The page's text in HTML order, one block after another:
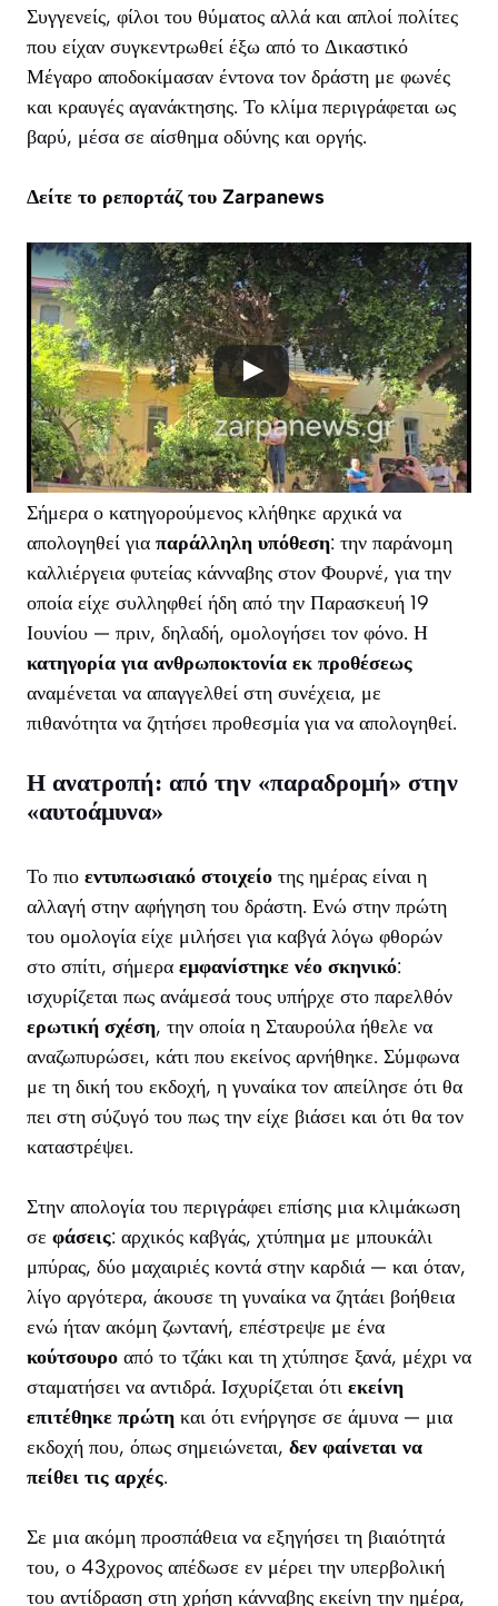
Συγγενείς, φίλοι του θύματος αλλά και απλοί πολίτες
που είχαν συγκεντρωθεί έξω από το Δικαστικό
Μέγαρο αποδοκίμασαν έντονα τον δράστη με φωνές
και κραυγές αγανάκτησης. Το κλίμα περιγράφεται ως
βαρύ, μέσα σε αίσθημα οδύνης και οργής.
Δείτε το ρεπορτάζ του Zarpanews
Σήμερα ο κατηγορούμενος κλήθηκε αρχικά να
απολογηθεί για παράλληλη υπόθεση: την παράνομη
καλλιέργεια φυτείας κάνναβης στον Φουρνέ, για την
οποία είχε συλληφθεί ήδη από την Παρασκευή 19
Ιουνίου — πριν, δηλαδή, ομολογήσει τον φόνο. Η
κατηγορία για ανθρωποκτονία εκ προθέσεως
αναμένεται να απαγγελθεί στη συνέχεια, με
πιθανότητα να ζητήσει προθεσμία για να απολογηθεί.
Η ανατροπή: από την «παραδρομή» στην
«αυτοάμυνα»
Το πιο εντυπωσιακό στοιχείο της ημέρας είναι η
αλλαγή στην αφήγηση του δράστη. Ενώ στην πρώτη
του ομολογία είχε μιλήσει για καβγά λόγω φθορών
στο σπίτι, σήμερα εμφανίστηκε νέο σκηνικό:
ισχυρίζεται πως ανάμεσά τους υπήρχε στο παρελθόν
ερωτική σχέση, την οποία η Σταυρούλα ήθελε να
αναζωπυρώσει, κάτι που εκείνος αρνήθηκε. Σύμφωνα
με τη δική του εκδοχή, η γυναίκα τον απείλησε ότι θα
πει στη σύζυγό του πως την είχε βιάσει και ότι θα τον
καταστρέψει.
Στην απολογία του περιγράφει επίσης μια κλιμάκωση
σε φάσεις: αρχικός καβγάς, χτύπημα με μπουκάλι
μπύρας, δύο μαχαιριές κοντά στην καρδιά — και όταν,
λίγο αργότερα, άκουσε τη γυναίκα να ζητάει βοήθεια
ενώ ήταν ακόμη ζωντανή, επέστρεψε με ένα
κούτσουρο από το τζάκι και τη χτύπησε ξανά, μέχρι να
σταματήσει να αντιδρά. Ισχυρίζεται ότι εκείνη
επιτέθηκε πρώτη και ότι ενήργησε σε άμυνα — μια
εκδοχή που, όπως σημειώνεται, δεν φαίνεται να
πείθει τις αρχές.
Σε μια ακόμη προσπάθεια να εξηγήσει τη βιαιότητά
του, ο 43χρονος απέδωσε εν μέρει την υπερβολική
του αντίδραση στη χρήση κάνναβης εκείνη την ημέρα,